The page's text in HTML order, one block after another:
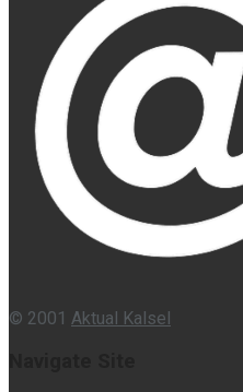
© 2001 Aktual Kalsel